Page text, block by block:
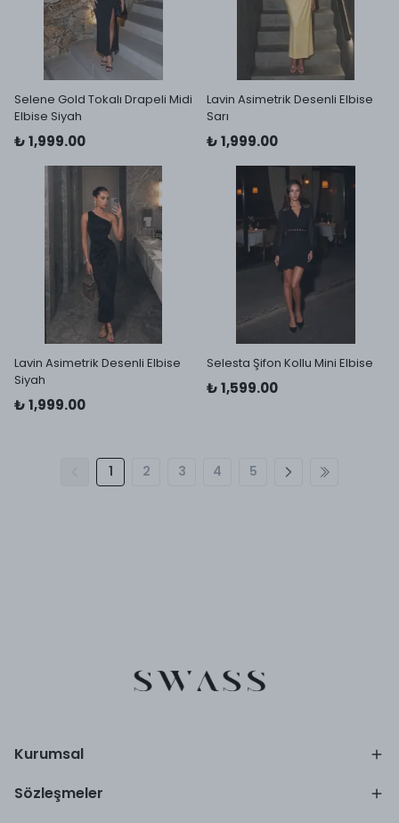
Selene Gold Tokalı Drapeli Midi
Elbise Siyah
₺ 1,999.00
Lavin Asimetrik Desenli Elbise
Sarı
₺ 1,999.00
Lavin Asimetrik Desenli Elbise
Siyah
₺ 1,999.00
Selesta Şifon Kollu Mini Elbise
₺ 1,599.00
1 2 3 4 5
Kurumsal
Sözleşmeler